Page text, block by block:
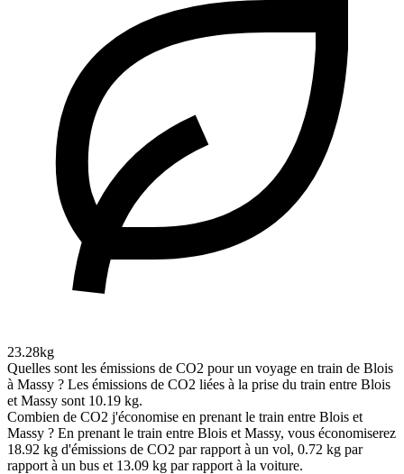
23.28kg
Quelles sont les émissions de CO2 pour un voyage en train de Blois
à Massy ? Les émissions de CO2 liées à la prise du train entre Blois
et Massy sont 10.19 kg.
Combien de CO2 j'économise en prenant le train entre Blois et
Massy ? En prenant le train entre Blois et Massy, vous économiserez
18.92 kg d'émissions de CO2 par rapport à un vol, 0.72 kg par
rapport à un bus et 13.09 kg par rapport à la voiture.